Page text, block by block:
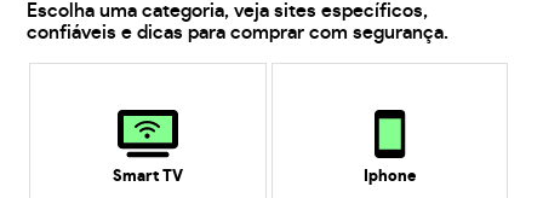
Escolha uma categoria, veja sites específicos,
confiáveis e dicas para comprar com segurança.
Smart TV Iphone